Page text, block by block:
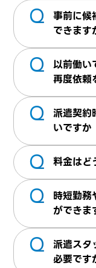
登録面談
時に、職
経験やス
細にヒア
Q
事前に候
できます
当社は首
ます。事
サポート
にご相談
Q
以前働い
再度依頼
派遣スタ
は労働者
当社にて
件を満た
Q
派遣契約
いですか
基本契約
（抵触日
ります。
でご安心
Q 料金はど
月給単位
の就業時
おります
諸条件に
で詳細は
Q
時短勤
ができま
ご要望に
Q
派遣スタ
必要です